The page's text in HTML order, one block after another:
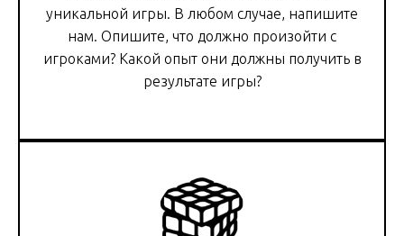
уникальной игры. В любом случае, напишите
нам. Опишите, что должно произойти с
игроками? Какой опыт они должны получить в
результате игры?